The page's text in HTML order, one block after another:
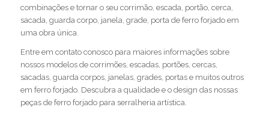
combinações e tornar o seu corrimão, escada, portão, cerca,
sacada, guarda corpo, janela, grade, porta de ferro forjado em
uma obra única.
Entre em contato conosco para maiores informações sobre
nossos modelos de corrimões, escadas, portões, cercas,
sacadas, guarda corpos, janelas, grades, portas e muitos outros
em ferro forjado. Descubra a qualidade e o design das nossas
peças de ferro forjado para serralheria artística.